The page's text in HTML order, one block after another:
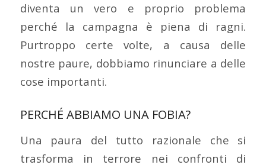
diventa un vero e proprio problema
perché la campagna è piena di ragni.
Purtroppo certe volte, a causa delle
nostre paure, dobbiamo rinunciare a delle
cose importanti.
PERCHÉ ABBIAMO UNA FOBIA?
Una paura del tutto razionale che si
trasforma in terrore nei confronti di